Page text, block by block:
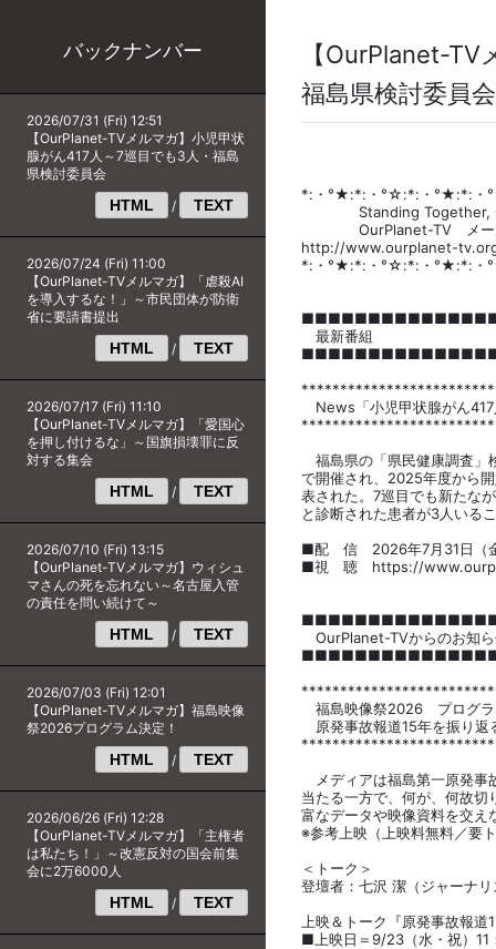
バックナンバー
2026/07/31 (Fri) 12:51
【OurPlanet-TVメルマガ】小児甲状
腺がん417人～7巡目でも3人・福島
県検討委員会
HTML / TEXT
2026/07/24 (Fri) 11:00
【OurPlanet-TVメルマガ】「虐殺AI
を導入するな！」～市民団体が防衛
省に要請書提出
HTML / TEXT
2026/07/17 (Fri) 11:10
【OurPlanet-TVメルマガ】「愛国心
を押し付けるな」～国旗損壊罪に反
対する集会
HTML / TEXT
2026/07/10 (Fri) 13:15
【OurPlanet-TVメルマガ】ウィシュ
マさんの死を忘れない～名古屋入管
の責任を問い続けて～
HTML / TEXT
2026/07/03 (Fri) 12:01
【OurPlanet-TVメルマガ】福島映像
祭2026プログラム決定！
HTML / TEXT
2026/06/26 (Fri) 12:28
【OurPlanet-TVメルマガ】「主権者
は私たち！」～改憲反対の国会前集
会に2万6000人
HTML / TEXT
【OurPlanet-
福島県検討委員会
*:・°★:*:・°☆:*:・°★:*:
Standing Together,
OurPlanet-TV メー
http://
*:・°★:*:・°☆:*:・°★:*:
最新番組
News「小児甲状腺がん417
福島県の「県民健康調査」
で開催され、2025年度から
表された。7巡目でも新たな
と診断された患者が3人いる
■配 信 2026年7月31日（
■視 聴 https://
OurPlanet-TVからのお知
福島映像祭2026 プログラ
原発事故報道15年を振り返
メディアは福島第一原発事
当たる一方で、何が、何故切
富なデータや映像資料を交え
※参考上映（上映料無料／要
＜トーク＞
登壇者：七沢 潔（ジャーナ
上映＆トーク『原発事故報道
■上映日＝9/23（水・祝）11